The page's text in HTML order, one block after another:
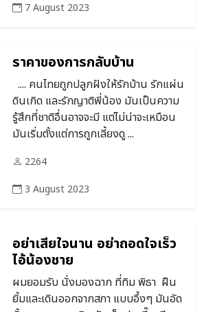
7 August 2023
ราคาของการกลับบ้าน
.... คนไทยถูกปลูกฝังให้รักบ้าน รักแผ่น
ดินเกิด และรักญาติพี่น้อง มันเป็นความ
รู้สึกที่ชาติอื่นอาจจะมี แต่ไม่น่าจะเหมือน
มันเริ่มตั้งแต่การถูกเลี้ยงดู ...
2264
3 August 2023
อย่าเสียใจนาน อย่าถอดใจเร็ว
ไอ้น้องชาย
ผมยอมรับ นั่งมองฉาก ที่ทิม พิธา ฝืน
ยิ้มและเดินออกจากสภา แบบอึ้งๆ มันอัด